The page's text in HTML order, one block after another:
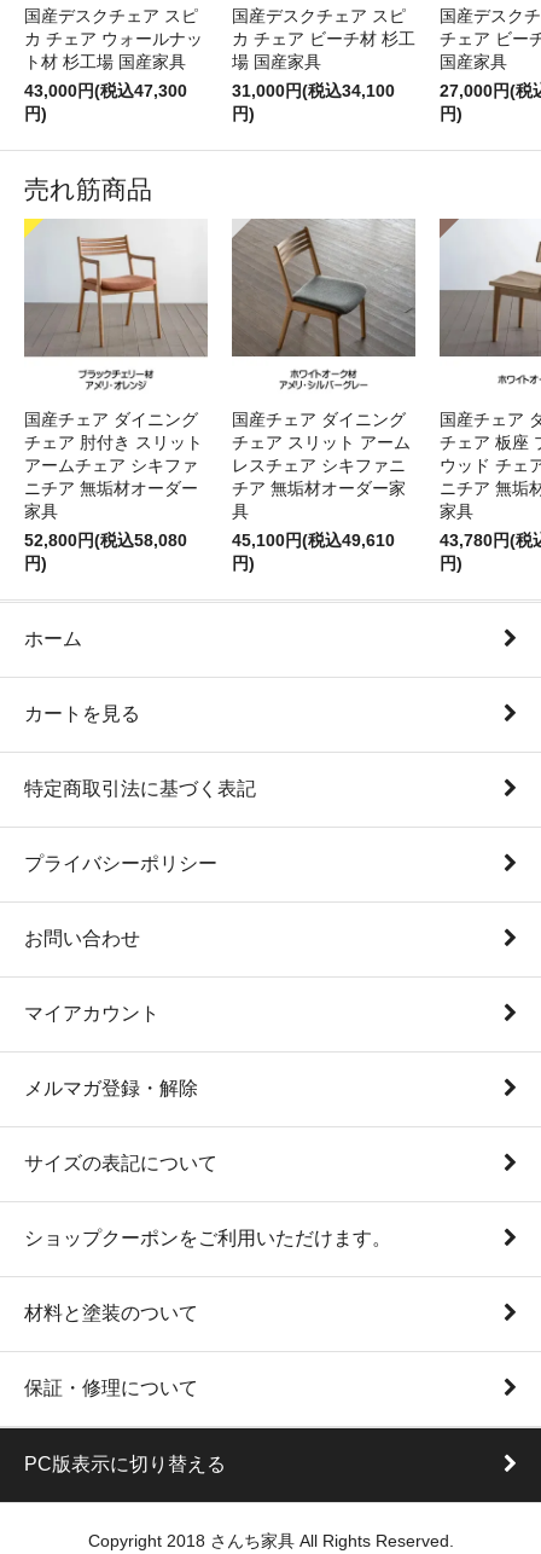
国産デスクチェア スピ
カ チェア ウォールナッ
ト材 杉工場 国産家具
43,000円(税込47,300
円)
国産デスクチェア スピ
カ チェア ビーチ材 杉工
場 国産家具
31,000円(税込34,100
円)
国産デスク
チェア ビー
国産家具
27,000円(税
円)
売れ筋商品
国産チェア ダイニング
チェア 肘付き スリット
アームチェア シキファ
ニチア 無垢材オーダー
家具
52,800円(税込58,080
円)
国産チェア ダイニング
チェア スリット アーム
レスチェア シキファニ
チア 無垢材オーダー家
具
45,100円(税込49,610
円)
国産チェア
チェア 板座
ウッド チェ
ニチア 無垢
家具
43,780円(税
円)
ホーム
カートを見る
特定商取引法に基づく表記
プライバシーポリシー
お問い合わせ
マイアカウント
メルマガ登録・解除
サイズの表記について
ショップクーポンをご利用いただけます。
材料と塗装のついて
保証・修理について
PC版表示に切り替える
Copyright 2018 さんち家具 All Rights Reserved.